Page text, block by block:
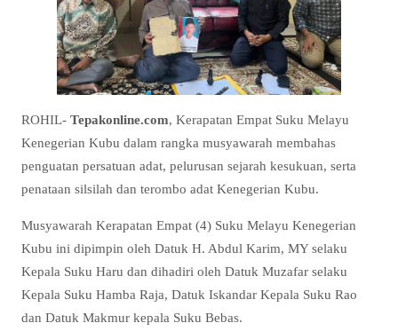
ROHIL- Tepakonline.com, Kerapatan Empat Suku Melayu
Kenegerian Kubu dalam rangka musyawarah membahas
penguatan persatuan adat, pelurusan sejarah kesukuan, serta
penataan silsilah dan terombo adat Kenegerian Kubu.
Musyawarah Kerapatan Empat (4) Suku Melayu Kenegerian
Kubu ini dipimpin oleh Datuk H. Abdul Karim, MY selaku
Kepala Suku Haru dan dihadiri oleh Datuk Muzafar selaku
Kepala Suku Hamba Raja, Datuk Iskandar Kepala Suku Rao
dan Datuk Makmur kepala Suku Bebas.